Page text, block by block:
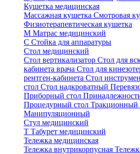
Кушетка медицинская
Массажная кушетка Смотровая
Физиотерапевтическая кушетка
М Матрас медицинский
С Стойка для аппаратуры
Стол медицинский
Стол вертикализатор Стол для
кабинета врача Стол для
рентген-кабинета Стол
стол Стол надкроватный
Приборный стол
Процедурный стол Тракционный
Манипуляционный
Стул медицинский
Т Табурет медицинский
Тележка медицинская
Тележка внутрикорпусная